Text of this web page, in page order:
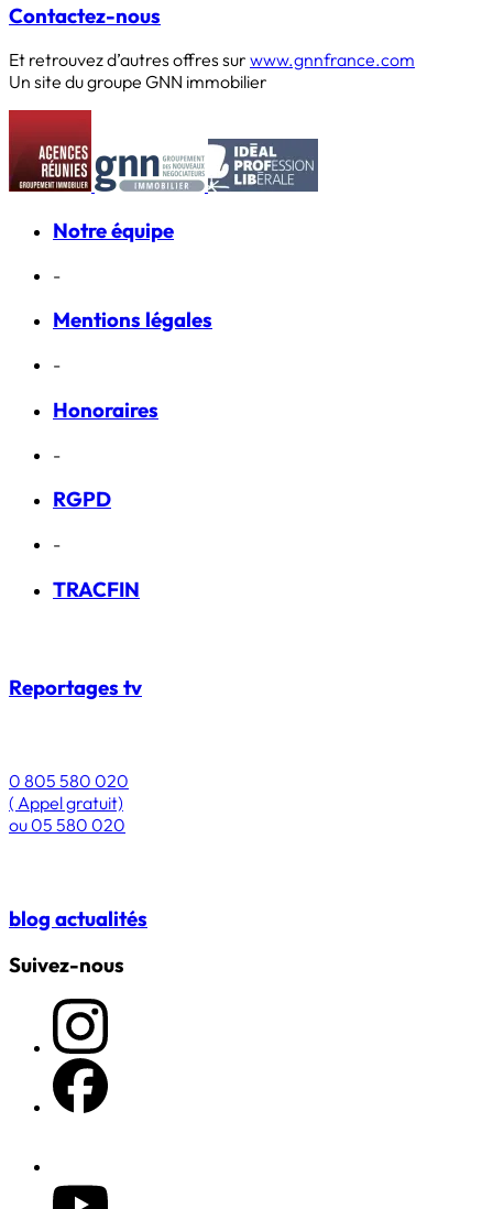
Contactez-nous
Et retrouvez d’autres offres sur www.gnnfrance.com
Un site du groupe GNN immobilier
Notre équipe
-
Mentions légales
-
Honoraires
-
RGPD
-
TRACFIN
Reportages tv
0 805 580 020
( Appel gratuit)
ou05 580 020
blog actualités
Suivez-nous